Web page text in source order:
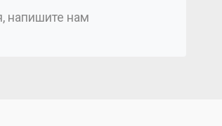
напишите нам